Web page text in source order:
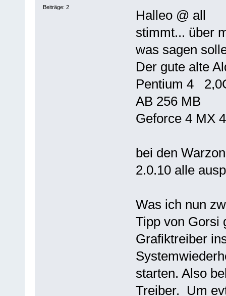
Beiträge: 2
Halleo @ all
stimmt... über
was sagen
Der gute alte
Pentium 4
AB 256 MB
Geforce 4 MX
bei den
2.0.10 alle
Was ich nun
Tipp von Gorsi
Grafiktreiber
starten. Also
Treiber. Um